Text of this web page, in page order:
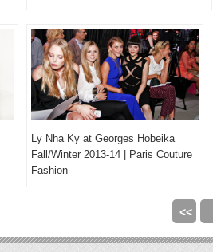
Ly Nha Ky at Georges Hobeika
Fall/Winter 2013-14 | Paris Couture
Fashion
<<